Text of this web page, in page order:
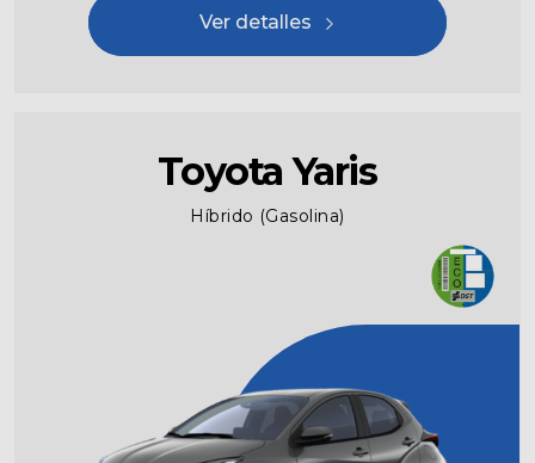
Ver detalles
Toyota Yaris
Híbrido (Gasolina)